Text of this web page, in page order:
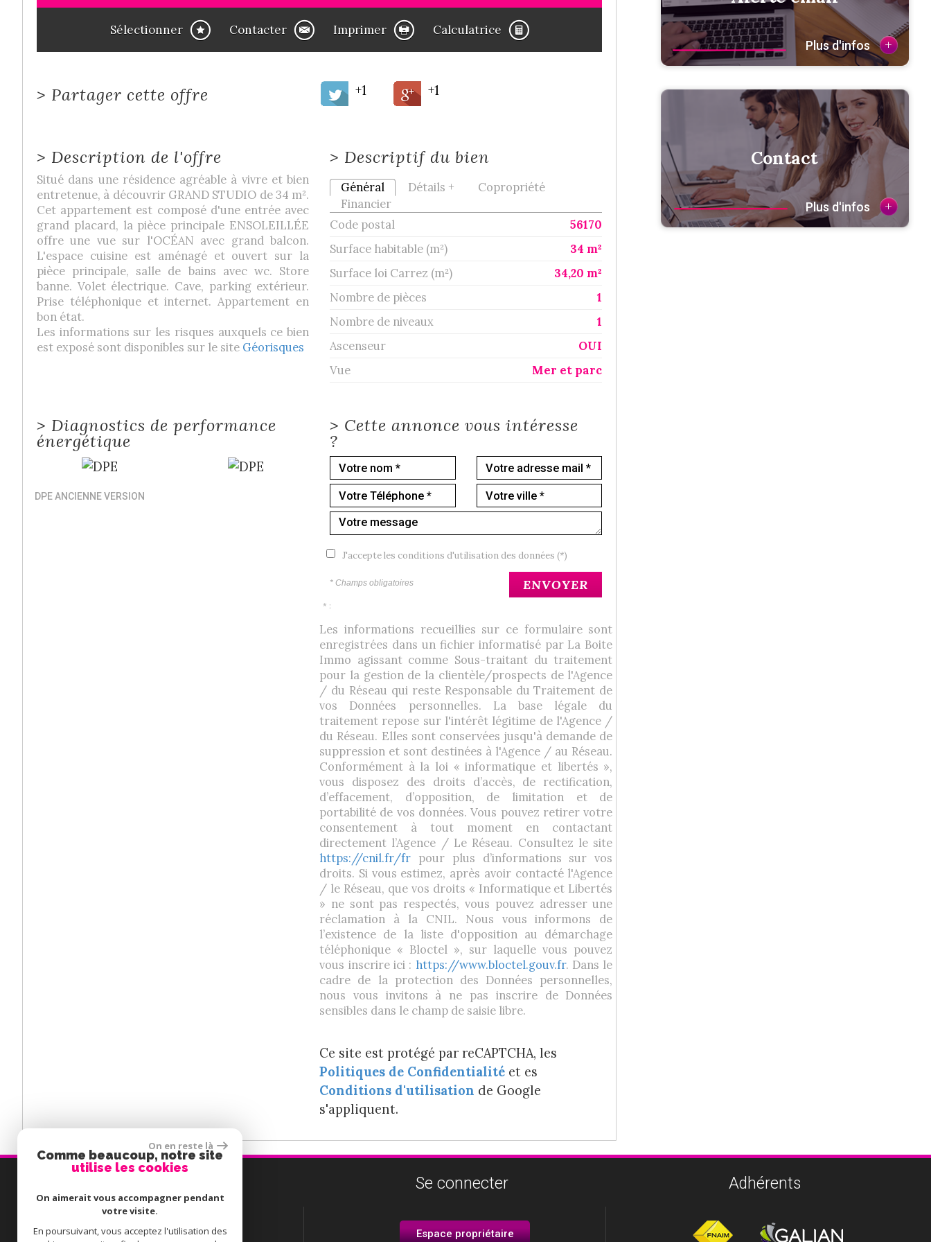
Sélectionner Contacter Imprimer Calculatrice
> Partager cette offre +1 +1
> Description de l'offre
Situé dans une résidence agréable à vivre et bien
entretenue, à découvrir GRAND STUDIO de 34 m².
Cet appartement est composé d'une entrée avec
grand placard, la pièce principale ENSOLEILLÉE
offre une vue sur l'OCÉAN avec grand balcon.
L'espace cuisine est aménagé et ouvert sur la
pièce principale, salle de bains avec wc. Store
banne. Volet électrique. Cave, parking extérieur.
Prise téléphonique et internet. Appartement en
bon état.
Les informations sur les risques auxquels ce bien
est exposé sont disponibles sur le site Géorisques
> Descriptif du bien
Général Détails +
Copropriété
Financier
Code postal
56170
Surface habitable (m²)
34 m²
Surface loi Carrez (m²)
34,20 m²
Nombre de pièces
1
Nombre de niveaux
1
Ascenseur
OUI
Vue
Mer et parc
> Diagnostics de performance
énergétique
DPE ANCIENNE VERSION
> Cette annonce vous intéresse
?
J'accepte les conditions d'utilisation des données (*)
* Champs obligatoires ENVOYER
* :
Les informations recueillies sur ce formulaire sont
enregistrées dans un fichier informatisé par La Boite
Immo agissant comme Sous-traitant du traitement
pour la gestion de la clientèle/prospects de l'Agence
/ du Réseau qui reste Responsable du Traitement de
vos Données personnelles. La base légale du
traitement repose sur l'intérêt légitime de l'Agence /
du Réseau. Elles sont conservées jusqu'à demande de
suppression et sont destinées à l'Agence / au Réseau.
Conformément à la loi « informatique et libertés »,
vous disposez des droits d’accès, de rectification,
d’effacement, d’opposition, de limitation et de
portabilité de vos données. Vous pouvez retirer votre
consentement à tout moment en contactant
directement l’Agence / Le Réseau. Consultez le site
https://cnil.fr/fr pour plus d’informations sur vos
droits. Si vous estimez, après avoir contacté l'Agence
/ le Réseau, que vos droits « Informatique et Libertés
» ne sont pas respectés, vous pouvez adresser une
réclamation à la CNIL. Nous vous informons de
l’existence de la liste d'opposition au démarchage
téléphonique « Bloctel », sur laquelle vous pouvez
vous inscrire ici : https://www.bloctel.gouv.fr. Dans le
cadre de la protection des Données personnelles,
nous vous invitons à ne pas inscrire de Données
sensibles dans le champ de saisie libre.
Ce site est protégé par reCAPTCHA, les
Politiques de Confidentialité et es
Conditions d'utilisation de Google
s'appliquent.
Plus d'infos +
Contact
Plus d'infos +
02 56 54 68 18
E-MAIL :guylainemaze@gmail.com
Se connecter
Espace propriétaire
Adhérents
On en reste là
Comme beaucoup, notre site
utilise les cookies
On aimerait vous accompagner pendant
votre visite.
En poursuivant, vous acceptez l'utilisation des